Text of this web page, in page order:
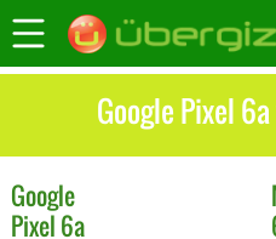
Google Pixel
Google
Pixel 6a